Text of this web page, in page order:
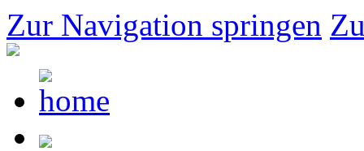
Zur Navigation springen